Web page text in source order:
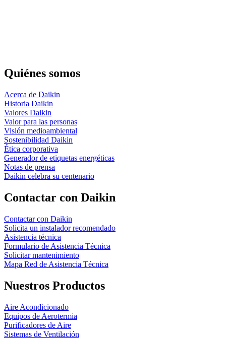
Quiénes somos
Acerca de Daikin
Historia Daikin
Valores Daikin
Valor para las personas
Visión medioambiental
Sostenibilidad Daikin
Ética corporativa
Generador de etiquetas energéticas
Notas de prensa
Daikin celebra su centenario
Contactar con Daikin
Contactar con Daikin
Solicita un instalador recomendado
Asistencia técnica
Formulario de Asistencia Técnica
Solicitar mantenimiento
Mapa Red de Asistencia Técnica
Nuestros Productos
Aire Acondicionado
Equipos de Aerotermia
Purificadores de Aire
Sistemas de Ventilación